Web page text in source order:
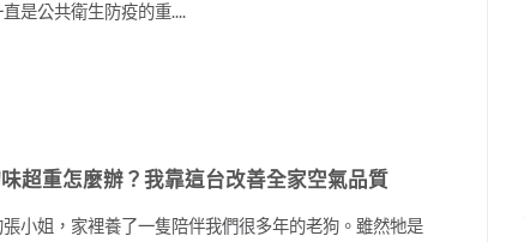
是公共衛生防疫的重....
超重怎麼辦？我靠這台改善全家空氣品質
小姐，家裡養了一隻陪伴我們很多年的老狗。雖然牠是